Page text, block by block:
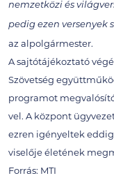
nemzetközi és
pedig ezen versenyek
az alpolgármester.
A sajtótájékoztató
Szövetség
programot
vel. A központ
ezren igényeltek
viselője életének
Forrás: MTI